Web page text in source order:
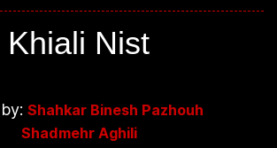
Khiali Nist
Shahkar Binesh Pazhouh
Shadmehr Aghili